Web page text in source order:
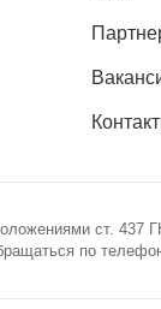
ст. 437
по